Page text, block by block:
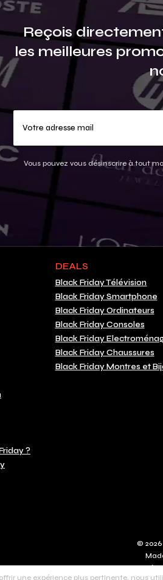
Reçois
les meilleures
Vous pouvez vous désinscrire à tout
?
DEALS
Black Friday Télévision
Black Friday Smartphone
Black Friday Ordinateurs
Black Friday Consoles
Black Friday
Black Friday Chaussures
Black Friday Montres et
©
BRSL digital
une expérience plus pertinente, nous